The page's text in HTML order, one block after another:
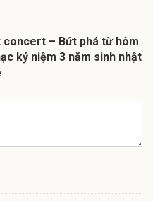
concert – Bứt phá từ hôm
kỷ niệm 3 năm sinh nhật